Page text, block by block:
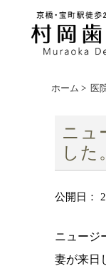
ホーム > 医
ニュ
した
公開日：
ニュージ
妻が来日